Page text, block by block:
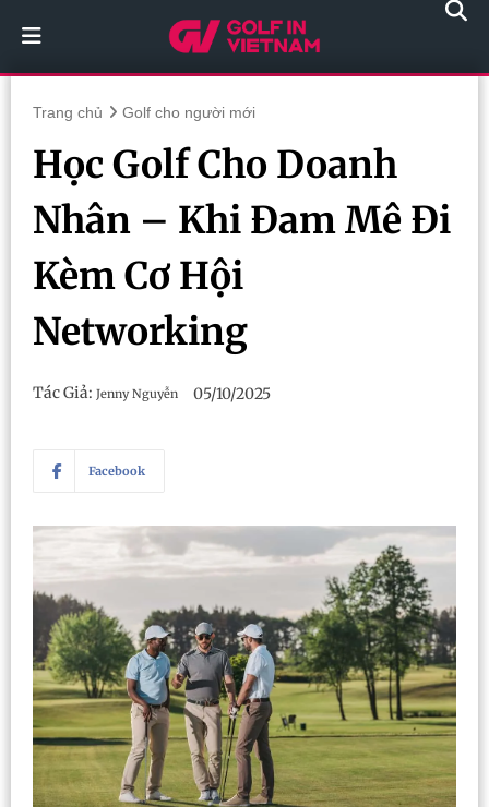
Trang chủ Golf cho người mới
Học Golf Cho Doanh
Nhân – Khi Đam Mê Đi
Kèm Cơ Hội
Networking
Tác Giả: Jenny Nguyễn 05/10/2025
Facebook